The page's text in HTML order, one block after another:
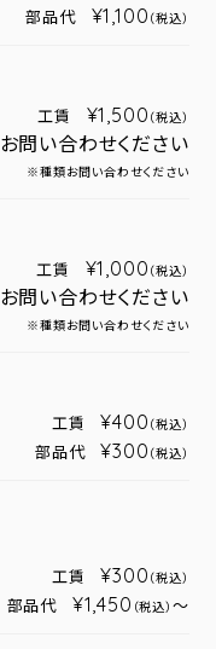
部品代 ¥1,100 （税込）
工賃 ¥1,500 （税込）
お問い合わせください
※種類お問い合わせください
工賃 ¥1,000 （税込）
お問い合わせください
※種類お問い合わせください
工賃 ¥400 （税込）
部品代 ¥300 （税込）
工賃 ¥300 （税込）
部品代 ¥1,450 （税込） ～